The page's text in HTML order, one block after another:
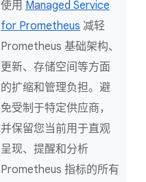
使用 Managed Service
for Prometheus 减轻
Prometheus 基础架构、
更新、存储空间等方面
的扩缩和管理负担。避
免受制于特定供应商，
并保留您当前用于直观
呈现、提醒和分析
Prometheus 指标的所有